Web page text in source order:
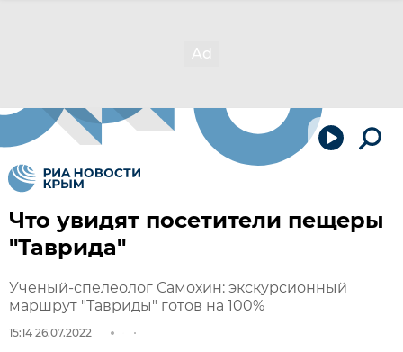
Что увидят посетители пещеры
"Таврида"
Ученый-спелеолог Самохин: экскурсионный
маршрут "Тавриды" готов на 100%
15:14 26.07.2022